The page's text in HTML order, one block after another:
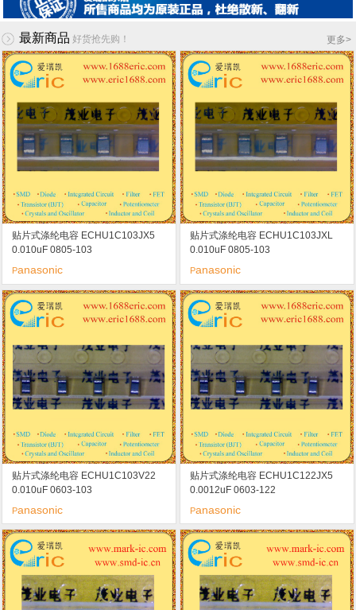
更多>
最新商品 好货抢先购！
贴片式涤纶电容 ECHU1C103JX5
0.010uF 0805-103
Panasonic
贴片式涤纶电容 ECHU1C103JXL
0.010uF 0805-103
Panasonic
贴片式涤纶电容 ECHU1C103V22
0.010uF 0603-103
Panasonic
贴片式涤纶电容 ECHU1C122JX5
0.0012uF 0603-122
Panasonic